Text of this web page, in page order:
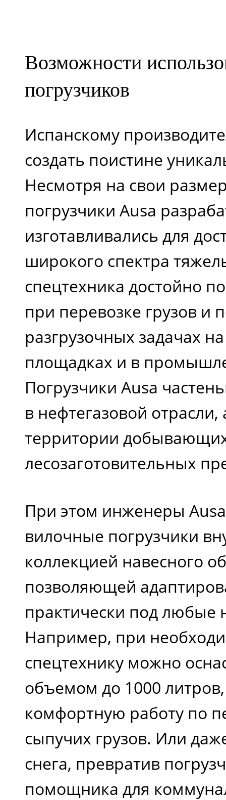
Возможности
погрузчиков
Испанскому
создать поистине
Несмотря на свои
погрузчики Ausa
изготавливались для
широкого спектра
спецтехника достойно
при перевозке грузов и
разгрузочных задачах
площадках и в
Погрузчики Ausa
в нефтегазовой отрасли,
территории
лесозаготовительных
При этом инженеры
вилочные погрузчики
коллекцией навесного
позволяющей
практически под любые
Например, при
спецтехнику можно
объемом до 1000
комфортную работу по
сыпучих грузов. Или
снега, превратив
помощника для